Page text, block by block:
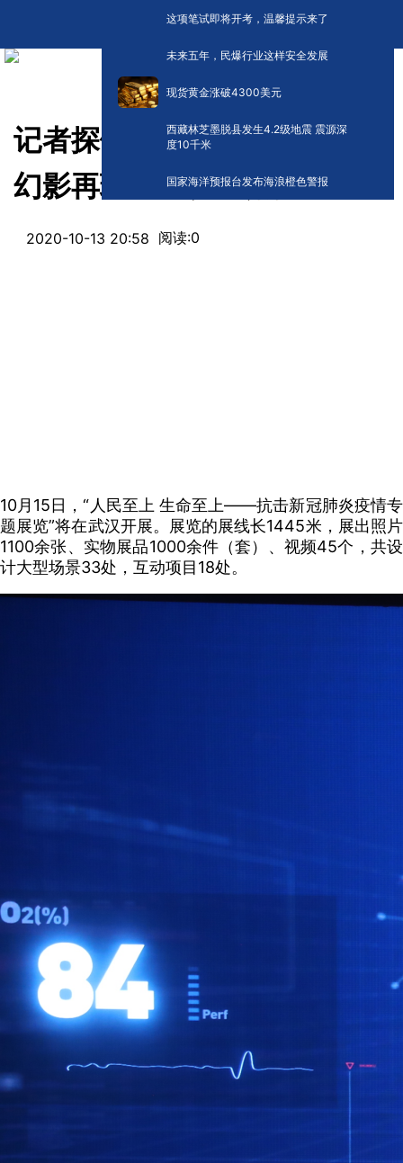
这项笔试即将开考，温馨提示来了
未来五年，民爆行业这样安全发展
现货黄金涨破4300美元
西藏林芝墨脱县发生4.2级地震 震源深
度10千米
国家海洋预报台发布海浪橙色警报
记者探馆丨抗疫展览现场全息
幻影再现ICU救治场景
2020-10-13 20:58 阅读:0
10月15日，“人民至上 生命至上——抗击新冠肺炎疫情专
题展览”将在武汉开展。展览的展线长1445米，展出照片
1100余张、实物展品1000余件（套）、视频45个，共设
计大型场景33处，互动项目18处。